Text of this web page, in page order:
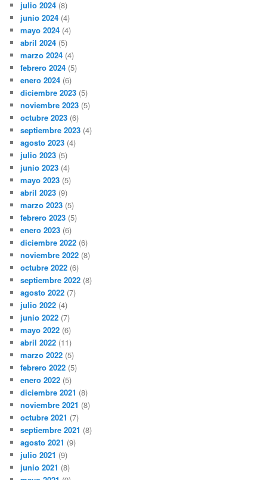
julio 2024 (8)
junio 2024 (4)
mayo 2024 (4)
abril 2024 (5)
marzo 2024 (4)
febrero 2024 (5)
enero 2024 (6)
diciembre 2023 (5)
noviembre 2023 (5)
octubre 2023 (6)
septiembre 2023 (4)
agosto 2023 (4)
julio 2023 (5)
junio 2023 (4)
mayo 2023 (5)
abril 2023 (9)
marzo 2023 (5)
febrero 2023 (5)
enero 2023 (6)
diciembre 2022 (6)
noviembre 2022 (8)
octubre 2022 (6)
septiembre 2022 (8)
agosto 2022 (7)
julio 2022 (4)
junio 2022 (7)
mayo 2022 (6)
abril 2022 (11)
marzo 2022 (5)
febrero 2022 (5)
enero 2022 (5)
diciembre 2021 (8)
noviembre 2021 (8)
octubre 2021 (7)
septiembre 2021 (8)
agosto 2021 (9)
julio 2021 (9)
junio 2021 (8)